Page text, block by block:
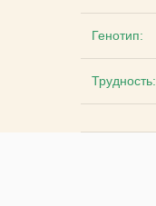
Генотип:
Трудность: